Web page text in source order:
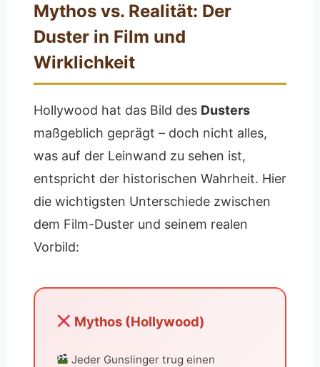
Mythos vs. Realität: Der
Duster in Film und
Wirklichkeit
Hollywood hat das Bild des Dusters
maßgeblich geprägt – doch nicht alles,
was auf der Leinwand zu sehen ist,
entspricht der historischen Wahrheit. Hier
die wichtigsten Unterschiede zwischen
dem Film-Duster und seinem realen
Vorbild:
Mythos (Hollywood)
Jeder Gunslinger trug einen